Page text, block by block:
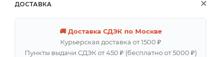
ДОСТАВКА
🚚 Доставка СДЭК по Москве
Курьерская доставка от 1500 ₽
Пункты выдачи СДЭК от 450 ₽ (бесплатно от 5000 ₽)